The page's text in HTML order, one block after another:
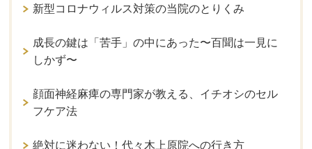
新型コロナウィルス対策の当院のとりくみ
成長の鍵は「苦手」の中にあった〜百聞は一見に
しかず〜
顔面神経麻痺の専門家が教える、イチオシのセル
フケア法
絶対に迷わない！代々木上原院への行き方